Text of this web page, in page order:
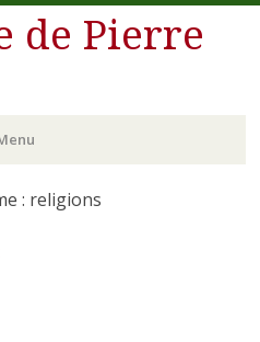
de Pierre
: religions